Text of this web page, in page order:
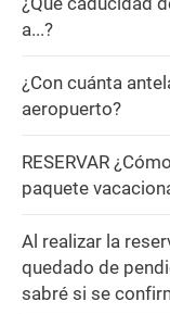
a...?
¿Con cuánta
aeropuerto?
RESERVAR
paquete
Al realizar la
quedado de
sabré si se